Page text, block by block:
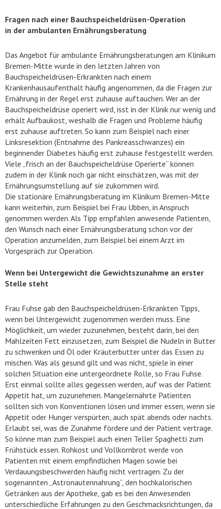
Fragen nach einer Bauchspeicheldrüsen-Operation
in der ambulanten Ernährungsberatung
Das Angebot für ambulante Ernährungsberatungen am Klinikum
Bremen-Mitte wurde in den letzten Jahren von
Bauchspeicheldrüsen-Erkrankten nach einem
Krankenhausaufenthalt häufig angenommen, da die Fragen zur
Ernährung in der Regel erst zuhause auftauchen. Wer an der
Bauchspeicheldrüse operiert wird, isst in der Klinik nur wenig und
erhält Aufbaukost, weshalb die Fragen und Probleme häufig
erst zuhause auftreten. So kann zum Beispiel nach einer
Linksresektion (Entnahme des Pankreasschwanzes) ein
beginnender Diabetes häufig erst zuhause festgestellt werden.
Viele „frisch an der Bauchspeicheldrüse Operierte“ können
zudem in der Klinik noch gar nicht einschätzen, was mit der
Ernährungsumstellung auf sie zukommen wird.
Die stationäre Ernährungsberatung im Klinikum Bremen-Mitte
kann weiterhin, zum Beispiel bei Frau Ubben, in Anspruch
genommen werden. Als Tipp empfahlen anwesende Patienten,
den Wunsch nach einer Ernährungsberatung schon vor der
Operation anzumelden, zum Beispiel bei einem Arzt im
Vorgespräch zur Operation.
Wenn bei Untergewicht die Gewichtszunahme an erster
Stelle steht
Frau Fuhse gab den Bauchspeicheldrüsen-Erkrankten Tipps,
wenn bei Untergewicht zugenommen werden muss. Eine
Möglichkeit, um wieder zuzunehmen, besteht darin, bei den
Mahlzeiten Fett einzusetzen, zum Beispiel die Nudeln in Butter
zu schwenken und Öl oder Kräuterbutter unter das Essen zu
mischen. Was als gesund gilt und was nicht, spiele in einer
solchen Situation eine untergeordnete Rolle, so Frau Fuhse.
Erst einmal sollte alles gegessen werden, auf was der Patient
Appetit hat, um zuzunehmen. Mangelernährte Patienten
sollten sich von Konventionen lösen und immer essen, wenn sie
Appetit oder Hunger verspürten, auch spät abends oder nachts.
Erlaubt sei, was die Zunahme fördere und der Patient vertrage.
So könne man zum Beispiel auch einen Teller Spaghetti zum
Frühstück essen. Rohkost und Vollkornbrot werde von
Patienten mit einem empfindlichen Magen sowie bei
Verdauungsbeschwerden häufig nicht vertragen. Zu der
sogenannten „Astronautennahrung“, den hochkalorischen
Getränken aus der Apotheke, gab es bei den Anwesenden
unterschiedliche Erfahrungen zu den Geschmacksrichtungen, da